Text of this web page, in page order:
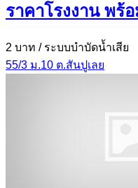
ราคาโรงงาน พร้
2 บาท / ระบบบำบัดน้ำเสีย
55/3 ม.10 ต.สันปูเลย